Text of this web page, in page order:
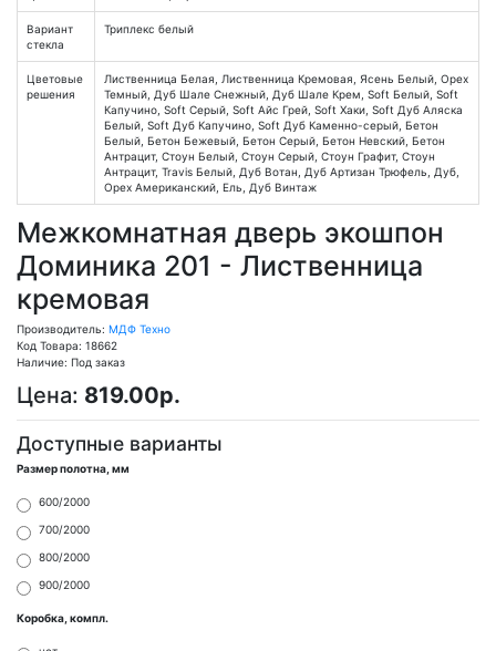
Вариант
стекла
Триплекс белый
Цветовые
решения
Лиственница Белая, Лиственница Кремовая, Ясень Белый, Орех
Темный, Дуб Шале Снежный, Дуб Шале Крем, Soft Белый, Soft
Капучино, Soft Серый, Soft Айс Грей, Soft Хаки, Soft Дуб Аляска
Белый, Soft Дуб Капучино, Soft Дуб Каменно-серый, Бетон
Белый, Бетон Бежевый, Бетон Серый, Бетон Невский, Бетон
Антрацит, Стоун Белый, Стоун Серый, Стоун Графит, Стоун
Антрацит, Travis Белый, Дуб Вотан, Дуб Артизан Трюфель, Дуб,
Орех Американский, Ель, Дуб Винтаж
Межкомнатная дверь экошпон
Доминика 201 - Лиственница
кремовая
Производитель: МДФ Техно
Код Товара: 18662
Наличие: Под заказ
Цена: 819.00р.
Доступные варианты
Размер полотна, мм
600/2000
700/2000
800/2000
900/2000
Коробка, компл.